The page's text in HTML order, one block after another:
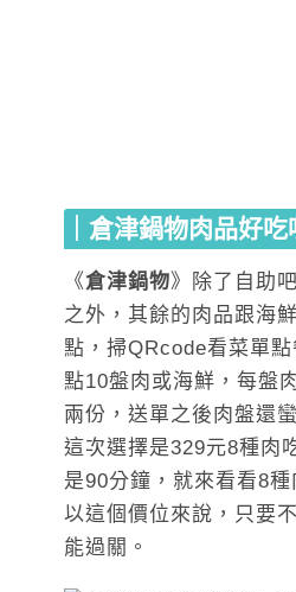
｜倉津鍋物肉品好吃
《倉津鍋物》除了自助
之外，其餘的肉品跟海
點，掃QRcode看菜單
點10盤肉或海鮮，每盤
兩份，送單之後肉盤還
這次選擇是329元8種肉
是90分鐘，就來看看8種
以這個價位來說，只要
能過關。